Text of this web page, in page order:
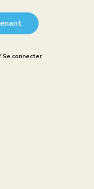
Se connecter